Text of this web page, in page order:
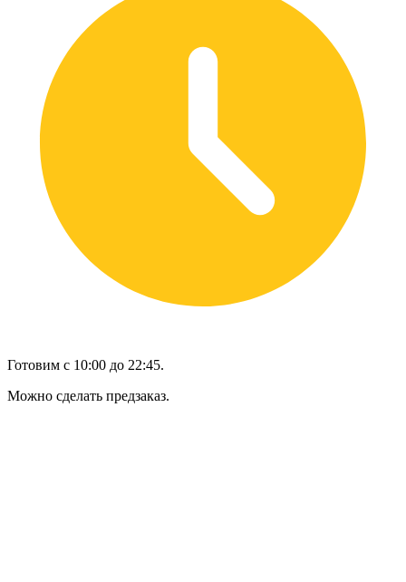
Готовим с 10:00 до 22:45.
Можно сделать предзаказ.